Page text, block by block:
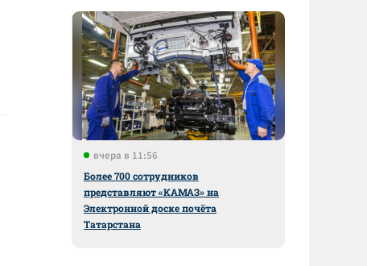
вчера в 11:56
Более 700 сотрудников
представляют «КАМАЗ» на
Электронной доске почёта
Татарстана